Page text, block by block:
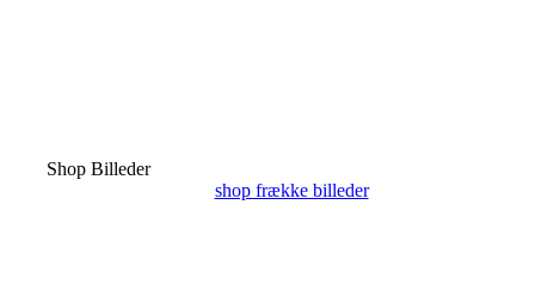
Shop Billeder
shop frække billeder